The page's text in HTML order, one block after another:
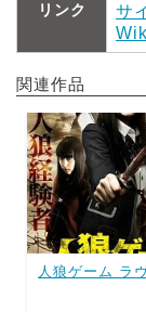
リンク
サ
関連作品
人狼ゲーム ラ